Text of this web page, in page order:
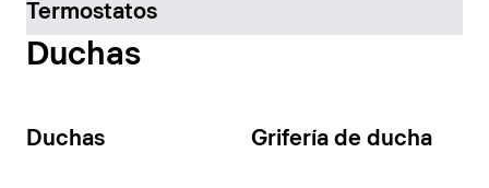
Termostatos
Duchas
Duchas Grifería de ducha